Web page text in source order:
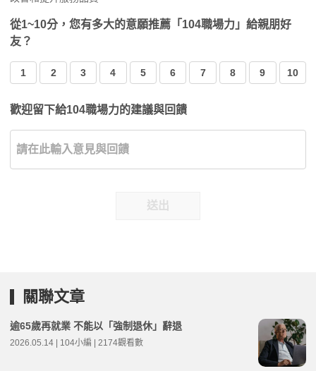
從1~10分，您有多大的意願推薦「104職場力」給親朋好
友？
1 2 3 4 5 6 7 8 9 10
歡迎留下給104職場力的建議與回饋
送出
關聯文章
逾65歲再就業 不能以「強制退休」辭退
2026.05.14 | 104小編 | 2174觀看數